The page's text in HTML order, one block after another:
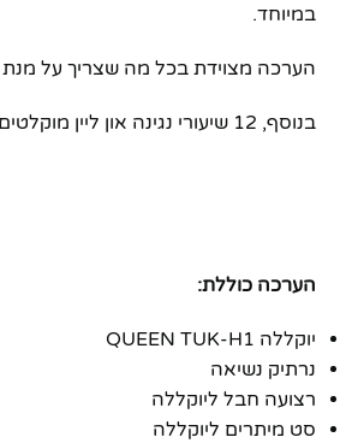
במיוחד.
הערכה מצוידת בכל מה שצריך על מנת
בנוסף, 12 שיעורי נגינה און ליין מוקלטים בשפה העברית אשר מעבירים את יסודות הנגינה (אקורדים, ליווי, פריטות ועוד…) בצורה ידידותית ומהנה
הערכה כוללת:
יוקללה QUEEN TUK-H1
נרתיק נשיאה
רצועה חבל ליוקללה
סט מיתרים ליוקללה